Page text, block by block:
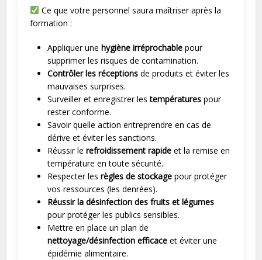
Ce que votre personnel saura maîtriser après la
formation :
Appliquer unehygiène irréprochable pour
supprimer les risques de contamination.
Contrôler les réceptions de produits et éviter les
mauvaises surprises.
Surveiller et enregistrer lestempératures pour
rester conforme.
Savoir quelle action entreprendre en cas de
dérive et éviter les sanctions.
Réussir lerefroidissement rapide et la remise en
température en toute sécurité.
Respecter lesrègles de stockage pour protéger
vos ressources (les denrées).
Réussir la désinfection des fruits et légumes
pour protéger les publics sensibles.
Mettre en place un plan de
nettoyage/désinfection efficace et éviter une
épidémie alimentaire.